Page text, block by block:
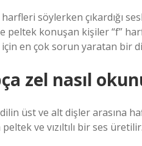
söylerken çıkardığı
peltek konuşan kişiler “f”
en çok sorun yaratan bir
zel nasıl
üst ve alt dişler arasına
peltek ve vızıltılı bir ses